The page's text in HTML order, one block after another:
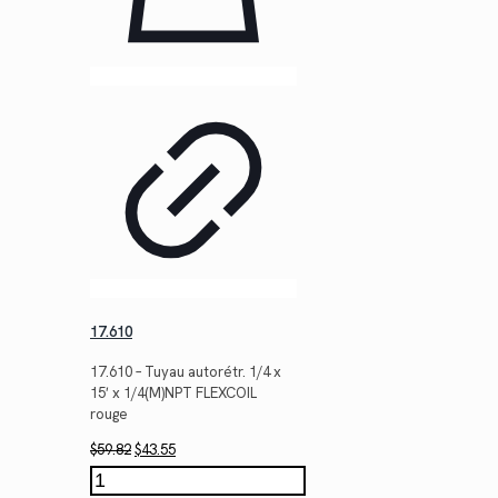
17.610
17.610 – Tuyau autorétr. 1/4 x
15′ x 1/4(M)NPT FLEXCOIL
rouge
$59.82Le
prix
initial
$43.55Le
prix
actuel
quantité